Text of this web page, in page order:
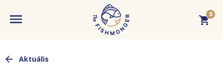
0
Aktuális